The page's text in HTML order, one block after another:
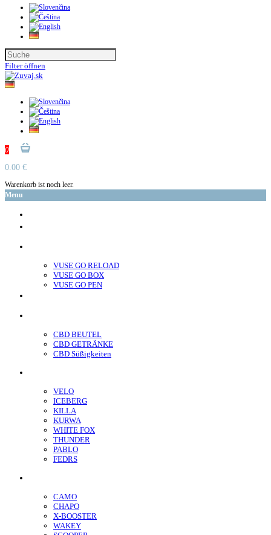
Filter öffnen
0
0.00 €
Warenkorb ist noch leer.
Menu
VUSE GO RELOAD
VUSE GO BOX
VUSE GO PEN
CBD BEUTEL
CBD GETRÄNKE
CBD Süßigkeiten
VELO
ICEBERG
KILLA
KURWA
WHITE FOX
THUNDER
PABLO
FEDRS
CAMO
CHAPO
X-BOOSTER
WAKEY